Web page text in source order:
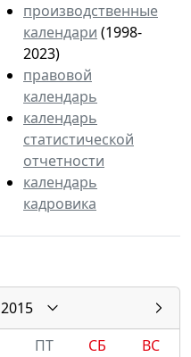
производственные
календари (1998-
2023)
правовой
календарь
календарь
статистической
отчетности
календарь
кадровика
2015
ПТ СБ
ВС